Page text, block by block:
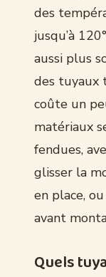
des
jusqu’à
aussi plus
des tuyaux
coûte un
matériaux
fendues,
glisser la
en place,
avant
Quels